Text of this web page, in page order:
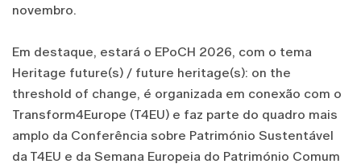
novembro.
Em destaque, estará o EPoCH 2026, com o tema
Heritage future(s) / future heritage(s): on the
threshold of change, é organizada em conexão com o
Transform4Europe (T4EU) e faz parte do quadro mais
amplo da Conferência sobre Património Sustentável
da T4EU e da Semana Europeia do Património Comum